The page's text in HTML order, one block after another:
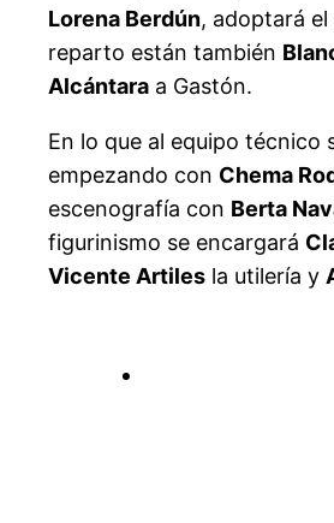
Lorena Berdún, adoptará
reparto están también
Alcántara a Gastón.
En lo que al equipo técnico
empezando con Chema
escenografía con Berta
figurinismo se encargará
Vicente Artiles la utilería y